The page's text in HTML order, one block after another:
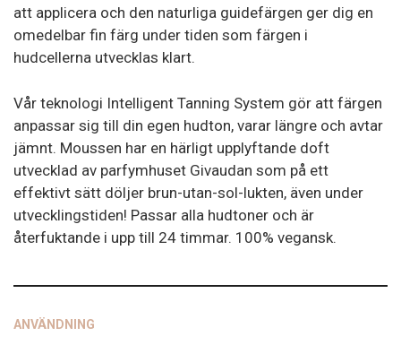
att applicera och den naturliga guidefärgen ger dig en
omedelbar fin färg under tiden som färgen i
hudcellerna utvecklas klart.
Vår teknologi Intelligent Tanning System gör att färgen
anpassar sig till din egen hudton, varar längre och avtar
jämnt. Moussen har en härligt upplyftande doft
utvecklad av parfymhuset Givaudan som på ett
effektivt sätt döljer brun-utan-sol-lukten, även under
utvecklingstiden! Passar alla hudtoner och är
återfuktande i upp till 24 timmar. 100% vegansk.
ANVÄNDNING